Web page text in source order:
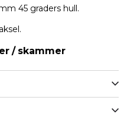
45 graders hull.
/ skammer